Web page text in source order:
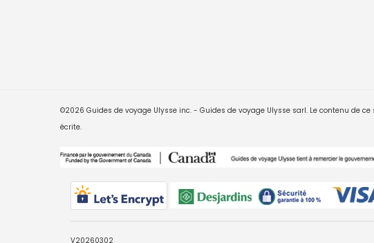
©2026 Guides de voyage Ulysse inc. - Guides de voyage Ulysse sarl. Le contenu de
écrite.
V20260302